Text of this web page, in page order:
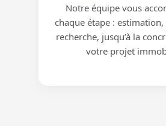
Notre équipe vous
chaque étape :
recherche, jusqu’à la
votre projet